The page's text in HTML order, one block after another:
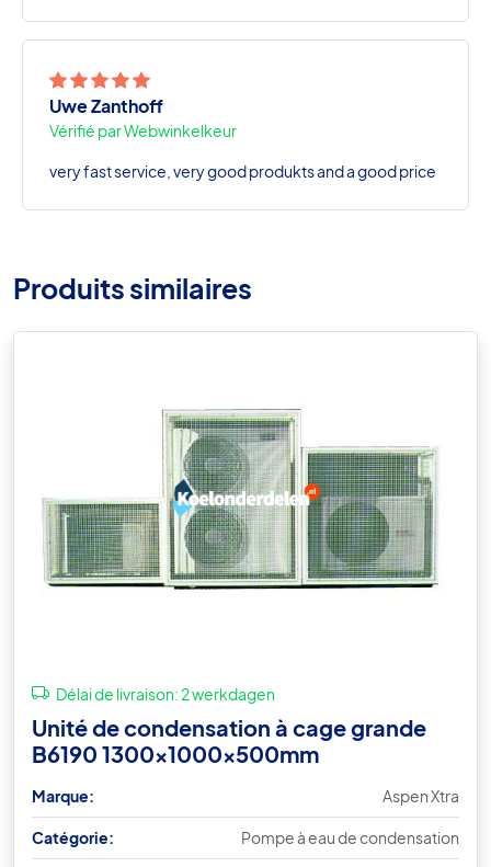
Uwe Zanthoff
Vérifié par Webwinkelkeur
very fast service, very good produkts and a good price
Produits similaires
Délai de livraison:2 werkdagen
Unité de condensation à cage grande
B6190 1300x1000x500mm
Marque: Aspen Xtra
Catégorie: Pompe à eau de condensation